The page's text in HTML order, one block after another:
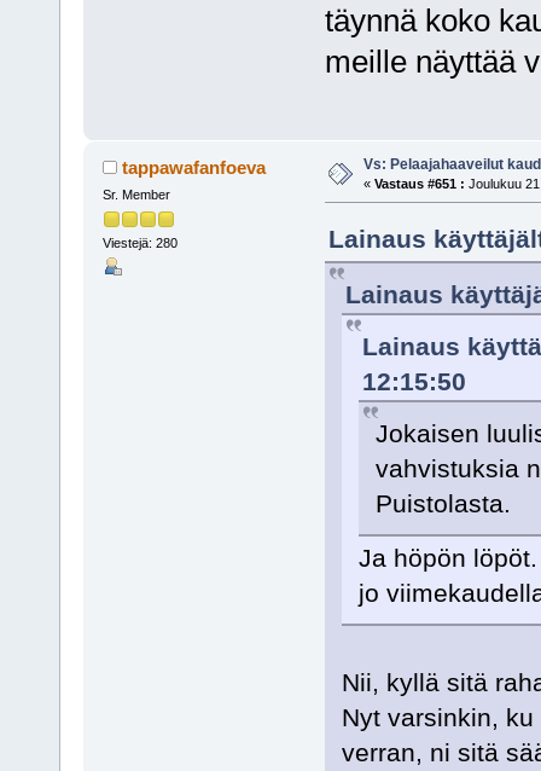
täynnä koko
meille näyttää
tappawafanfoeva
Sr. Member
Viestejä: 280
Vs: Pelaajahaaveilut
« Vastaus #651 : Joulukuu
Lainaus
Lainaus
Lainaus
12:15:50
Jokaisen
vahvistuksia
Puistolasta.
Ja höpön
jo
Nii, kyllä sitä
Nyt varsinkin,
verran, ni sitä